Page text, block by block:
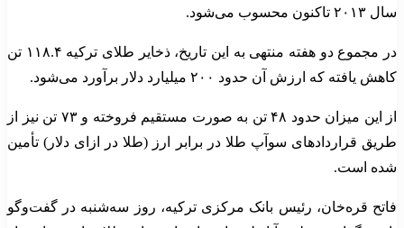
سال ۲۰۱۳ تاکنون محسوب می‌شود.
در مجموع دو هفته منتهی به این تاریخ، ذخایر طلای ترکیه ۱۱۸.۴ تن
کاهش یافته که ارزش آن حدود ۲۰۰ میلیارد دلار برآورد می‌شود.
از این میزان حدود ۴۸ تن به صورت مستقیم فروخته و ۷۳ تن نیز از
طریق قراردادهای سوآپ طلا در برابر ارز (طلا در ازای دلار) تأمین
شده است.
فاتح قره‌خان، رئیس بانک مرکزی ترکیه، روز سه‌شنبه در گفت‌وگو